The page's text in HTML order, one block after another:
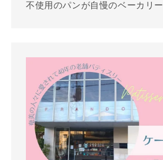
不使用のパンが自慢のベーカリー